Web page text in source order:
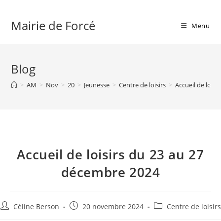
contentMairie de Forcé Menu
Blog
> AM > Nov > 20 > Jeunesse > Centre de loisirs > Accueil de
Accueil de loisirs du 23 au 27
décembre 2024
Auteur/autrice
Céline Berson
Publication
20 novembre 2024
Post Centre de loisirs